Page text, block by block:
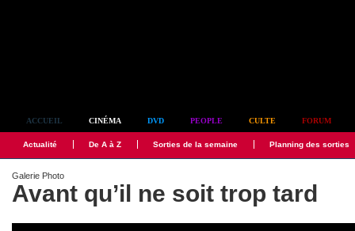
ACCUEIL CINÉMA DVD PEOPLE CULTE FORUM
Actualité De A à Z Sorties de la semaine Planning des sorties
Galerie Photo
Avant qu’il ne soit trop tard